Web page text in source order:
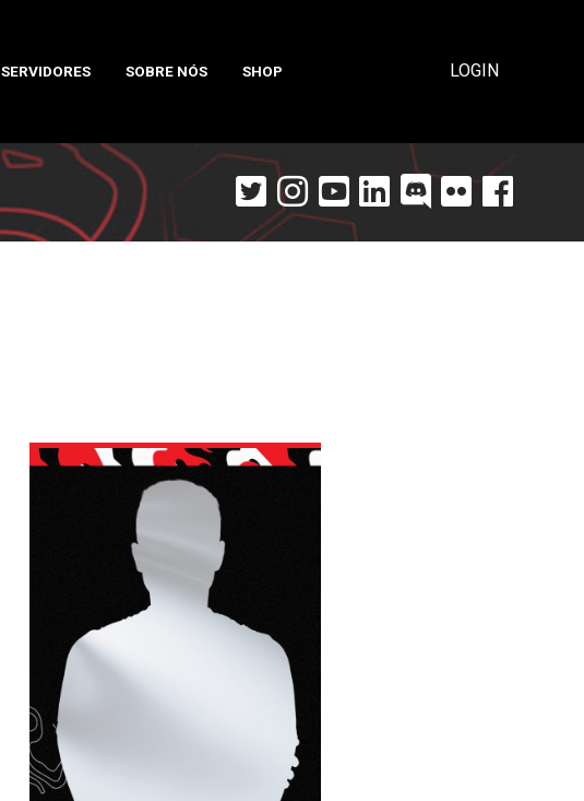
SERVIDORES SOBRE NÓS SHOP LOGIN